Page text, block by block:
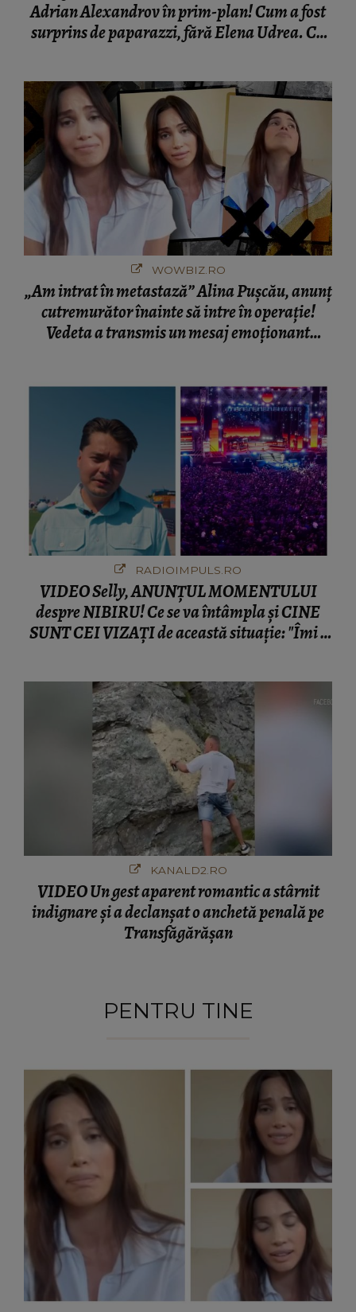
Adrian Alexandrov în prim-plan! Cum a fost
surprins de paparazzi, fără Elena Udrea. Cu
WOWBIZ.RO
„Am intrat în metastază” Alina Pușcău, anunț
cutremurător înainte să intre în operație!
Vedeta a transmis un mesaj emoționant
RADIOIMPULS.RO
VIDEO Selly, ANUNȚUL MOMENTULUI
despre NIBIRU! Ce se va întâmpla și CINE
SUNT CEI VIZAȚI de această situație: "Îmi e
KANALD2.RO
VIDEO Un gest aparent romantic a stârnit
indignare și a declanșat o anchetă penală pe
Transfăgărășan
PENTRU TINE